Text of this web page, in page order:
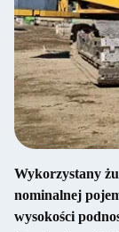
Wykorzystany
nominalnej
wysokości